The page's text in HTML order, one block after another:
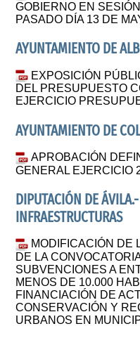
GOBIERNO EN
PASADO DÍA 13 DE
AYUNTAMIENTO DE
EXPOSICIÓN
DEL PRESUPUESTO
EJERCICIO
AYUNTAMIENTO DE
APROBACIÓN
GENERAL EJERCICIO
DIPUTACIÓN DE
INFRAESTRUCTURAS
MODIFICACIÓN DE
DE LA
SUBVENCIONES A
MENOS DE 10.000
FINANCIACIÓN DE
CONSERVACIÓN Y
URBANOS EN